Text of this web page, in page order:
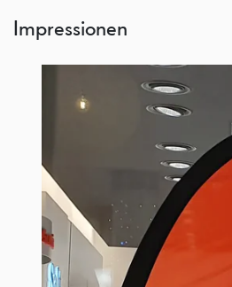
Impressionen